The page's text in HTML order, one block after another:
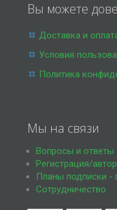
Вы можете
Доставка и
Условия
Политика
Мы на связи
Вопросы и ответы
Регистрация/
Планы подписки -
Сотрудничество